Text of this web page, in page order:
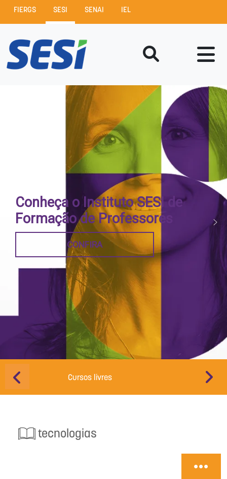
FIERGS SESI SENAI IEL
Conheça o Instituto SESI de
Formação de Professores
CONFIRA
Cursos livres Educação
tecnologias